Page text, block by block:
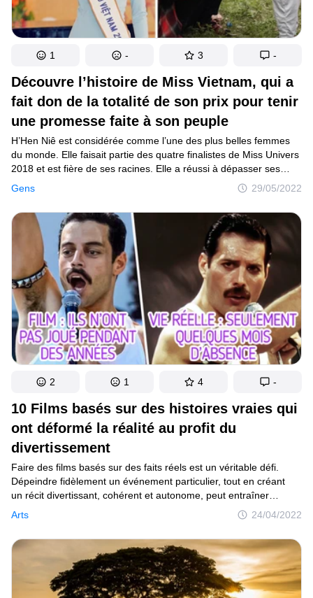
Découvre l’histoire de Miss Vietnam, qui a
fait don de la totalité de son prix pour tenir
une promesse faite à son peuple
Gens 29/05/2022
H’Hen Niê est considérée comme l’une des plus belles femmes
du monde. Elle faisait partie des quatre finalistes de Miss Univers
2018 et est fière de ses racines. Elle a réussi à dépasser ses
limites, car elle est issue d’une minorité ethnique de son pays
natal, le Vietnam. Sa réussite ne lui a pas seulement donné
un grand coup de pouce à elle, mais elle l’a partagée avec son
peuple.
1 - 3 -
10 Films basés sur des histoires vraies qui
ont déformé la réalité au profit du
divertissement
Arts 24/04/2022
Faire des films basés sur des faits réels est un véritable défi.
Dépeindre fidèlement un événement particulier, tout en créant
un récit divertissant, cohérent et autonome, peut entraîner
plusieurs changements par rapport à l’histoire exacte.
2 1 4 -